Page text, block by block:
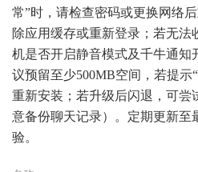
常”时，请检查密码或更换网络
除应用缓存或重新登录；若无
机是否开启静音模式及千牛通知
议预留至少500MB空间，若提示
重新安装；若升级后闪退，可尝
意备份聊天记录）。定期更新至
验。